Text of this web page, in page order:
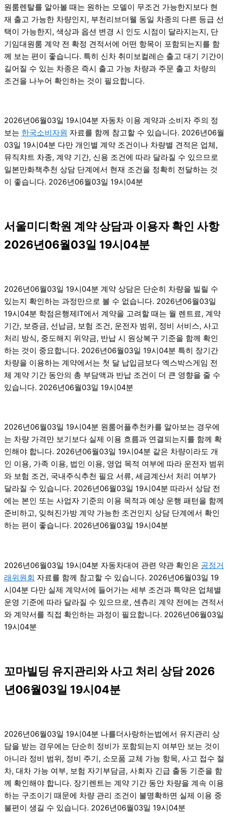
원룸렌탈를 알아볼 때는 원하는 모델이 무조건 가능한지보다 현
재 출고 가능한 차량인지, 부천리브더웰 동일 차종의 다른 등급 선
택이 가능한지, 색상과 옵션 변경 시 인도 시점이 달라지는지, 단
기임대원룸 계약 전 확정 견적서에 어떤 항목이 포함되는지를 함
께 보는 편이 좋습니다. 특히 신차 취미보컬레슨 출고 대기 기간이
길어질 수 있는 차종은 즉시 출고 가능 차량과 주문 출고 차량의
조건을 나누어 확인하는 것이 필요합니다.
2026년06월03일 19시04분 자동차 이용 계약과 소비자 주의 정
보는 한국소비자원 자료를 함께 참고할 수 있습니다. 2026년06월
03일 19시04분 다만 개인별 계약 조건이나 차량별 견적은 업체,
뮤직챠트 차종, 계약 기간, 신용 조건에 따라 달라질 수 있으므로
일본만화책추천 상담 단계에서 현재 조건을 정확히 전달하는 것
이 좋습니다. 2026년06월03일 19시04분
서울미디학원 계약 상담과 이용자 확인 사항
2026년06월03일 19시04분
2026년06월03일 19시04분 계약 상담은 단순히 차량을 빌릴 수
있는지 확인하는 과정만으로 볼 수 없습니다. 2026년06월03일
19시04분 학점은행제IT에서 계약을 고려할 때는 월 렌트료, 계약
기간, 보증금, 선납금, 보험 조건, 운전자 범위, 정비 서비스, 사고
처리 방식, 중도해지 위약금, 반납 시 원상복구 기준을 함께 확인
하는 것이 중요합니다. 2026년06월03일 19시04분 특히 장기간
차량을 이용하는 계약에서는 첫 달 납입금보다 엑스박스게임 전
체 계약 기간 동안의 총 부담액과 반납 조건이 더 큰 영향을 줄 수
있습니다. 2026년06월03일 19시04분
2026년06월03일 19시04분 원룸어플추천카를 알아보는 경우에
는 차량 가격만 보기보다 실제 이용 흐름과 연결되는지를 함께 확
인해야 합니다. 2026년06월03일 19시04분 같은 차량이라도 개
인 이용, 가족 이용, 법인 이용, 영업 목적 여부에 따라 운전자 범위
와 보험 조건, 국내주식추천 필요 서류, 세금계산서 처리 여부가
달라질 수 있습니다. 2026년06월03일 19시04분 따라서 상담 전
에는 본인 또는 사업자 기준의 이용 목적과 예상 운행 패턴을 함께
준비하고, 잊혀진가방 계약 가능한 조건인지 상담 단계에서 확인
하는 편이 좋습니다. 2026년06월03일 19시04분
2026년06월03일 19시04분 자동차대여 관련 약관 확인은 공정거
래위원회 자료를 함께 참고할 수 있습니다. 2026년06월03일 19
시04분 다만 실제 계약서에 들어가는 세부 조건과 특약은 업체별
운영 기준에 따라 달라질 수 있으므로, 센츄리 계약 전에는 견적서
와 계약서를 직접 확인하는 과정이 필요합니다. 2026년06월03일
19시04분
꼬마빌딩 유지관리와 사고 처리 상담 2026
년06월03일 19시04분
2026년06월03일 19시04분 나를더사랑하는법에서 유지관리 상
담을 받는 경우에는 단순히 정비가 포함되는지 여부만 보는 것이
아니라 정비 범위, 정비 주기, 소모품 교체 가능 항목, 사고 접수 절
차, 대차 가능 여부, 보험 자기부담금, 사회자 긴급 출동 기준을 함
께 확인해야 합니다. 장기렌트는 계약 기간 동안 차량을 계속 이용
하는 구조이기 때문에 차량 관리 조건이 불명확하면 실제 이용 중
불편이 생길 수 있습니다. 2026년06월03일 19시04분